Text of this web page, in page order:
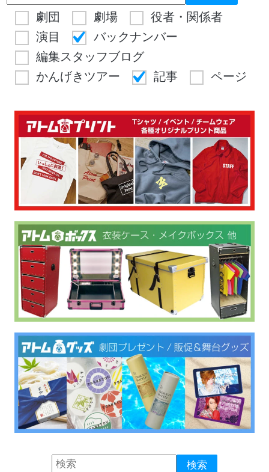
劇団 劇場
役者・関係者
演目
バックナンバー
編集スタッフブログ
かんげきツアー
記事 ページ